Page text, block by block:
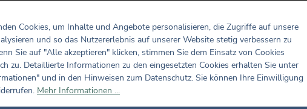
Bewertungen nur in der aktuellen Sprache anzeigen.
Keine Bewertungen gefunden. Teilen Sie Ihre Erfahrungen mit anderen.
Cookies, um Inhalte und Angebote personalisieren, die Zugriffe auf unsere
und so das Nutzererlebnis auf unserer Website stetig verbessern zu
Sie auf "Alle akzeptieren" klicken, stimmen Sie dem Einsatz von Cookies
zu. Detaillierte Informationen zu den eingesetzten Cookies erhalten Sie unter
und in den Hinweisen zum Datenschutz. Sie können Ihre Einwilligung
Mehr Informationen ...